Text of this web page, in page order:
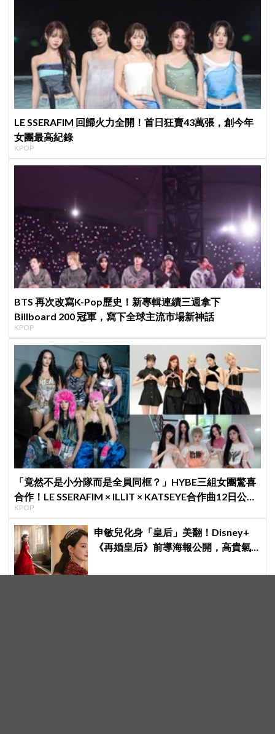
LE SSERAFIM 回歸火力全開！首日狂賣43萬張，創今年
女團最高紀錄
KPOP
BTS 再次改寫K-Pop歷史！新專輯連續三週拿下
Billboard 200 冠軍，寫下全球主流市場新神話
KPOP
「竟然不是小分隊而是全員同框？」HYBE三組女團驚喜
合作！LE SSERAFIM × ILLIT × KATSEYE合作曲12日公開
＋打歌確定！
KPOP
申敏兒化身「皇后」美翻！Disney+
《再婚皇后》前導海報公開，高貴氣